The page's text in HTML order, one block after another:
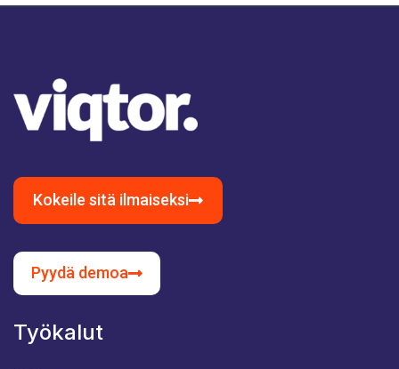
Kokeile sitä ilmaiseksi
Pyydä demoa
Työkalut